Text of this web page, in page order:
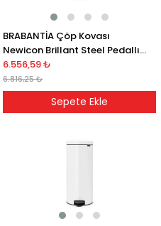
BRABANTİA Çöp Kovası
Newicon Brillant Steel Pedallı
Çöp Kutusu 12Lt
6.556,59 ₺
6.816,25 ₺
Sepete Ekle